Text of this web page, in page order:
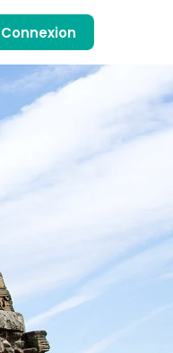
Connexion